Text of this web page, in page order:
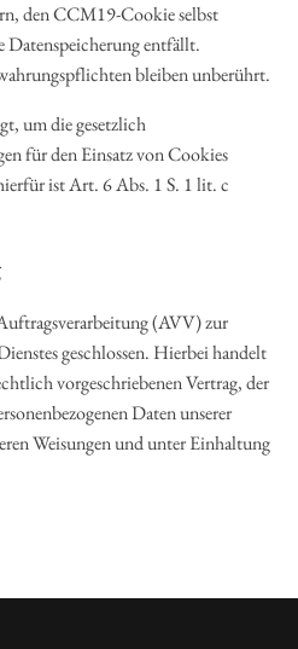
den CCM19-Cookie selbst
Datenspeicherung entfällt.
bleiben unberührt.
um die gesetzlich
für den Einsatz von Cookies
ist Art. 6 Abs. 1 S. 1 lit. c
(AVV) zur
geschlossen. Hierbei handelt
vorgeschriebenen Vertrag, der
Daten unserer
Weisungen und unter Einhaltung